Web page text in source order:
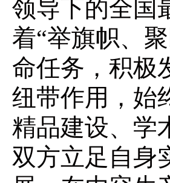
领导下的全国
着“举旗帜、
命任务，积极
纽带作用，始
精品建设、学
双方立足自身